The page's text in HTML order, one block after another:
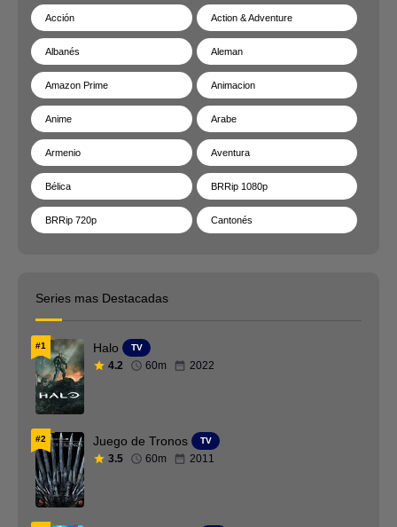
Acción Action & Adventure
Albanés Aleman
Amazon Prime Animacion
Anime Arabe
Armenio Aventura
Bélica BRRip 1080p
BRRip 720p Cantonés
Cingalés
Comedia
Crimen
Drama DVDFULL
DVDRip
Estrenos Estrenos de Cine
Series mas Destacadas
#1 Halo TV
4.2 60m 2022
#2 Juego de Tronos TV
3.5 60m 2011